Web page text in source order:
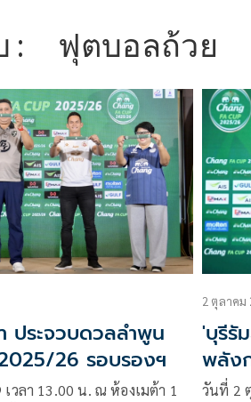
: ฟุตบอลถ้วย
ประจวบดวลลำพูน
26 รอบรองฯ
วลา 13.00 น. ณ ห้องเมต้า 1
2 ตุลาคม
'บุรีรั
พลัง
64ที
วันที่ 2